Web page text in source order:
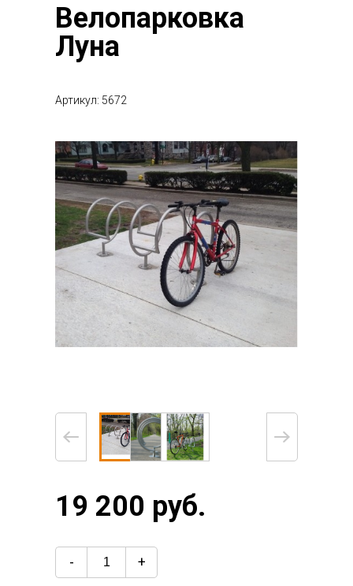
Велопарковка
Луна
Артикул: 5672
19 200 руб.
- +